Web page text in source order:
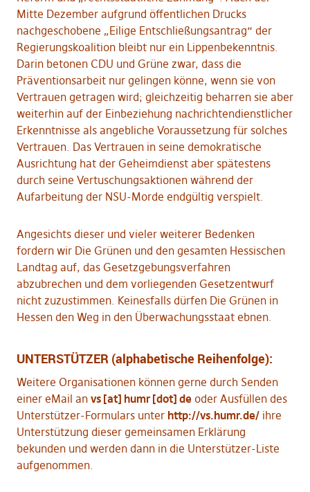
Mitte Dezember aufgrund öffentlichen Drucks
nachgeschobene „Eilige Entschließungsantrag“ der
Regierungskoalition bleibt nur ein Lippenbekenntnis.
Darin betonen CDU und Grüne zwar, dass die
Präventionsarbeit nur gelingen könne, wenn sie von
Vertrauen getragen wird; gleichzeitig beharren sie aber
weiterhin auf der Einbeziehung nachrichtendienstlicher
Erkenntnisse als angebliche Voraussetzung für solches
Vertrauen. Das Vertrauen in seine demokratische
Ausrichtung hat der Geheimdienst aber spätestens
durch seine Vertuschungsaktionen während der
Aufarbeitung der NSU-Morde endgültig verspielt.
Angesichts dieser und vieler weiterer Bedenken
fordern wir Die Grünen und den gesamten Hessischen
Landtag auf, das Gesetzgebungsverfahren
abzubrechen und dem vorliegenden Gesetzentwurf
nicht zuzustimmen. Keinesfalls dürfen Die Grünen in
Hessen den Weg in den Überwachungsstaat ebnen.
UNTERSTÜTZER (alphabetische Reihenfolge):
Weitere Organisationen können gerne durch Senden
einer eMail an vs [at] humr [dot] deoder Ausfüllen des
Unterstützer-Formulars unter http://vs.humr.de/ihre
Unterstützung dieser gemeinsamen Erklärung
bekunden und werden dann in die Unterstützer-Liste
aufgenommen.